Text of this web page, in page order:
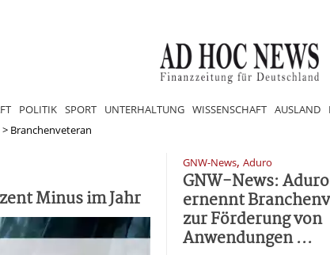
POLITIK SPORT UNTERHALTUNG WISSENSCHAFT AUSLAND
> Branchenveteran
Minus im Jahr
GNW-News, Aduro
GNW-News: Aduro
ernennt
zur Förderung von
Anwendungen ...